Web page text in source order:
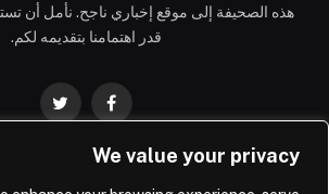
We value your privacy
هذه الصحيفة إلى موقع إخباري ناجح. نأمل أن
قدر اهتمامنا بتقديمه لكم.
فيسبوكتويتر